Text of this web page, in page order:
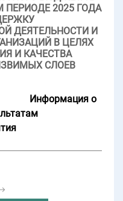
ПЕРИОДЕ 2025 ГОДА
ДЕЯТЕЛЬНОСТИ И
В ЦЕЛЯХ
И КАЧЕСТВА
СЛОЕВ
Информация о
→